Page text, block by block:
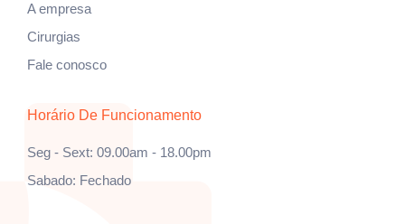
A empresa
Cirurgias
Fale conosco
Horário De Funcionamento
Seg - Sext: 09.00am - 18.00pm
Sabado: Fechado